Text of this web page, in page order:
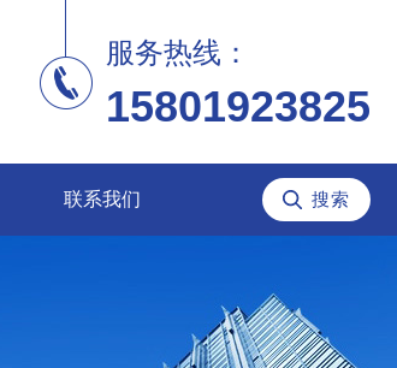
服务热线：
15801923825
联系我们